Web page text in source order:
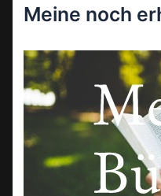
Meine noch